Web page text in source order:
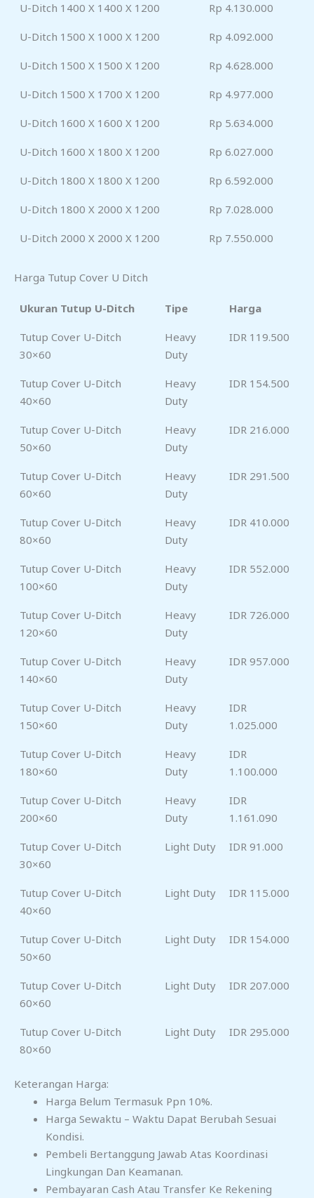
U-Ditch 1400 X 1400 X 1200 Rp 4.130.000
U-Ditch 1500 X 1000 X 1200 Rp 4.092.000
U-Ditch 1500 X 1500 X 1200 Rp 4.628.000
U-Ditch 1500 X 1700 X 1200 Rp 4.977.000
U-Ditch 1600 X 1600 X 1200 Rp 5.634.000
U-Ditch 1600 X 1800 X 1200 Rp 6.027.000
U-Ditch 1800 X 1800 X 1200 Rp 6.592.000
U-Ditch 1800 X 2000 X 1200 Rp 7.028.000
U-Ditch 2000 X 2000 X 1200 Rp 7.550.000
Harga Tutup Cover U Ditch
Ukuran Tutup U-Ditch Tipe Harga
Tutup Cover U-Ditch
30×60
Heavy
Duty
IDR 119.500
Tutup Cover U-Ditch
40×60
Heavy
Duty
IDR 154.500
Tutup Cover U-Ditch
50×60
Heavy
Duty
IDR 216.000
Tutup Cover U-Ditch
60×60
Heavy
Duty
IDR 291.500
Tutup Cover U-Ditch
80×60
Heavy
Duty
IDR 410.000
Tutup Cover U-Ditch
100×60
Heavy
Duty
IDR 552.000
Tutup Cover U-Ditch
120×60
Heavy
Duty
IDR 726.000
Tutup Cover U-Ditch
140×60
Heavy
Duty
IDR 957.000
Tutup Cover U-Ditch
150×60
Heavy
Duty
IDR
1.025.000
Tutup Cover U-Ditch
180×60
Heavy
Duty
IDR
1.100.000
Tutup Cover U-Ditch
200×60
Heavy
Duty
IDR
1.161.090
Tutup Cover U-Ditch
30×60
Light Duty IDR 91.000
Tutup Cover U-Ditch
40×60
Light Duty IDR 115.000
Tutup Cover U-Ditch
50×60
Light Duty IDR 154.000
Tutup Cover U-Ditch
60×60
Light Duty IDR 207.000
Tutup Cover U-Ditch
80×60
Light Duty IDR 295.000
Keterangan Harga:
Harga Belum Termasuk Ppn 10%.
Harga Sewaktu – Waktu Dapat Berubah Sesuai
Kondisi.
Pembeli Bertanggung Jawab Atas Koordinasi
Lingkungan Dan Keamanan.
Pembayaran Cash Atau Transfer Ke Rekening